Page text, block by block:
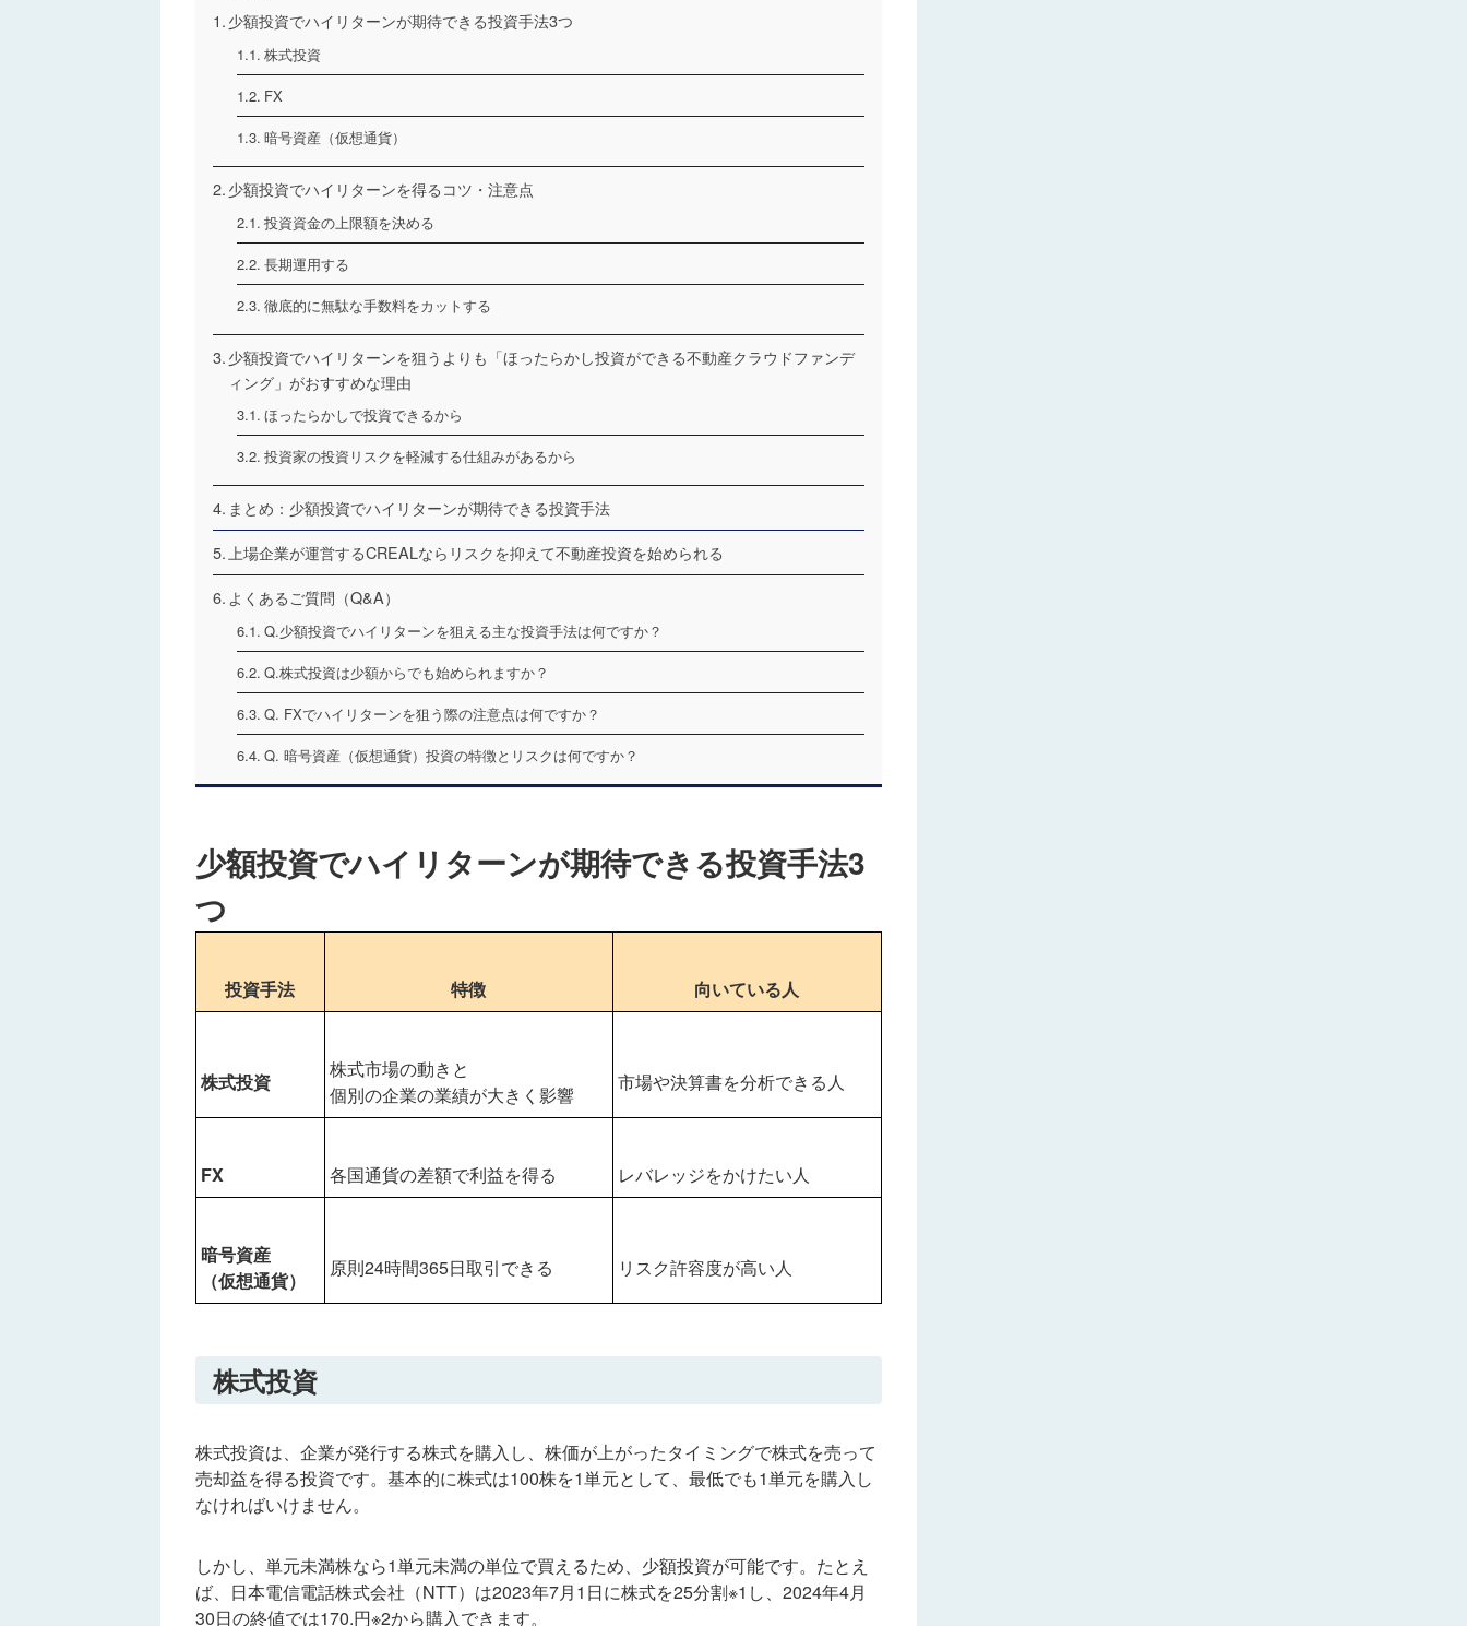
少額投資でハイリターンが期待できる投資手法3つ
株式投資
FX
暗号資産（仮想通貨）
少額投資でハイリターンを得るコツ・注意点
投資資金の上限額を決める
長期運用する
徹底的に無駄な手数料をカットする
少額投資でハイリターンを狙うよりも「ほったらかし投資ができる不動産クラウドファンデ
ィング」がおすすめな理由
ほったらかしで投資できるから
投資家の投資リスクを軽減する仕組みがあるから
まとめ：少額投資でハイリターンが期待できる投資手法
上場企業が運営するCREALならリスクを抑えて不動産投資を始められる
よくあるご質問（Q&A）
Q.少額投資でハイリターンを狙える主な投資手法は何ですか？
Q.株式投資は少額からでも始められますか？
Q. FXでハイリターンを狙う際の注意点は何ですか？
Q. 暗号資産（仮想通貨）投資の特徴とリスクは何ですか？
少額投資でハイリターンが期待できる投資手法3
つ
投資手法 特徴 向いている人
株式投資
株式市場の動きと
個別の企業の業績が大きく影響
市場や決算書を分析できる人
FX 各国通貨の差額で利益を得る レバレッジをかけたい人
暗号資産
（仮想通貨）
原則24時間365日取引できる リスク許容度が高い人
株式投資
株式投資は、企業が発行する株式を購入し、株価が上がったタイミングで株式を売って
売却益を得る投資です。基本的に株式は100株を1単元として、最低でも1単元を購入し
なければいけません。
しかし、単元未満株なら1単元未満の単位で買えるため、少額投資が可能です。たとえ
ば、日本電信電話株式会社（NTT）は2023年7月1日に株式を25分割※1し、2024年4月
30日の終値では170.円※2から購入できます。